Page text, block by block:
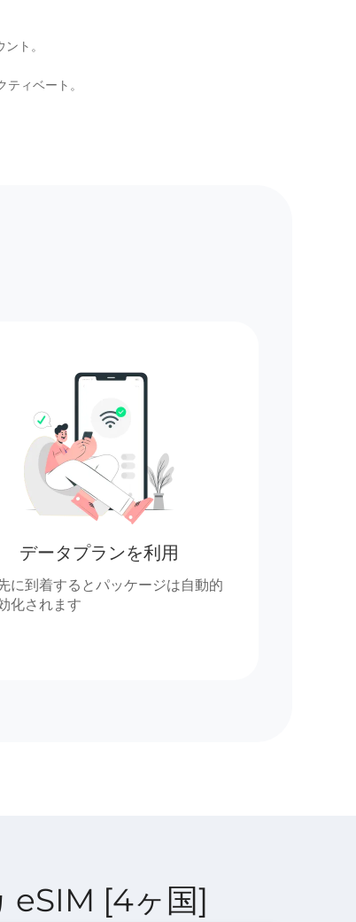
ト。
ィベート。
データプランを利用
に到着するとパッケージは自動的
化されます
eSIM [4ヶ国]